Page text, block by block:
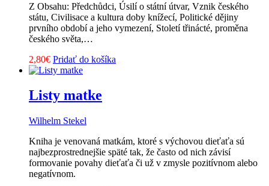
Z Obsahu: Předchůdci, Úsilí o státní útvar, Vznik českého
státu, Civilisace a kultura doby knížecí, Politické dějiny
prvního období a jeho vymezení, Století třinácté, proměna
českého světa,…
2,80€ Pridať do košíka
Listy matke
Wilhelm Stekel
Kniha je venovaná matkám, ktoré s výchovou dieťaťa sú
najbezprostrednejšie späté tak, že často od nich závisí
formovanie povahy dieťaťa či už v zmysle pozitívnom alebo
negatívnom.